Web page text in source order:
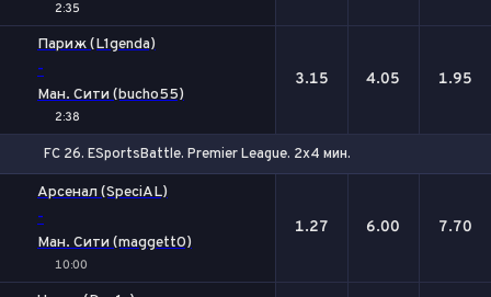
2:35
Париж (L1genda)
-
Ман. Сити (bucho55)
2:38
3.15 4.05 1.95
FC 26. ESportsBattle. Premier League. 2x4 мин.
Арсенал (SpeciAL)
-
Ман. Сити (maggett0)
10:00
1.27 6.00 7.70